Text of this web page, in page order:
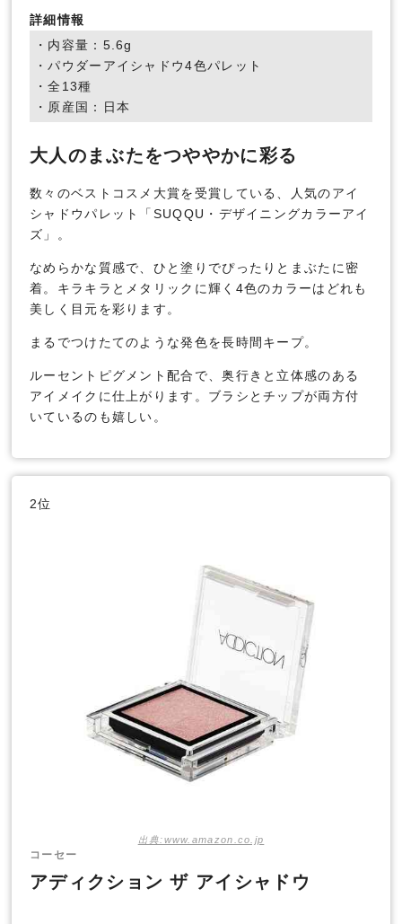
詳細情報
・内容量：5.6g
・パウダーアイシャドウ4色パレット
・全13種
・原産国：日本
大人のまぶたをつややかに彩る
数々のベストコスメ大賞を受賞している、人気のアイ
シャドウパレット「SUQQU・デザイニングカラーアイ
ズ」。
なめらかな質感で、ひと塗りでぴったりとまぶたに密
着。キラキラとメタリックに輝く4色のカラーはどれも
美しく目元を彩ります。
まるでつけたてのような発色を長時間キープ。
ルーセントピグメント配合で、奥行きと立体感のある
アイメイクに仕上がります。ブラシとチップが両方付
いているのも嬉しい。
2位
出典:www.amazon.co.jp
コーセー
アディクション ザ アイシャドウ